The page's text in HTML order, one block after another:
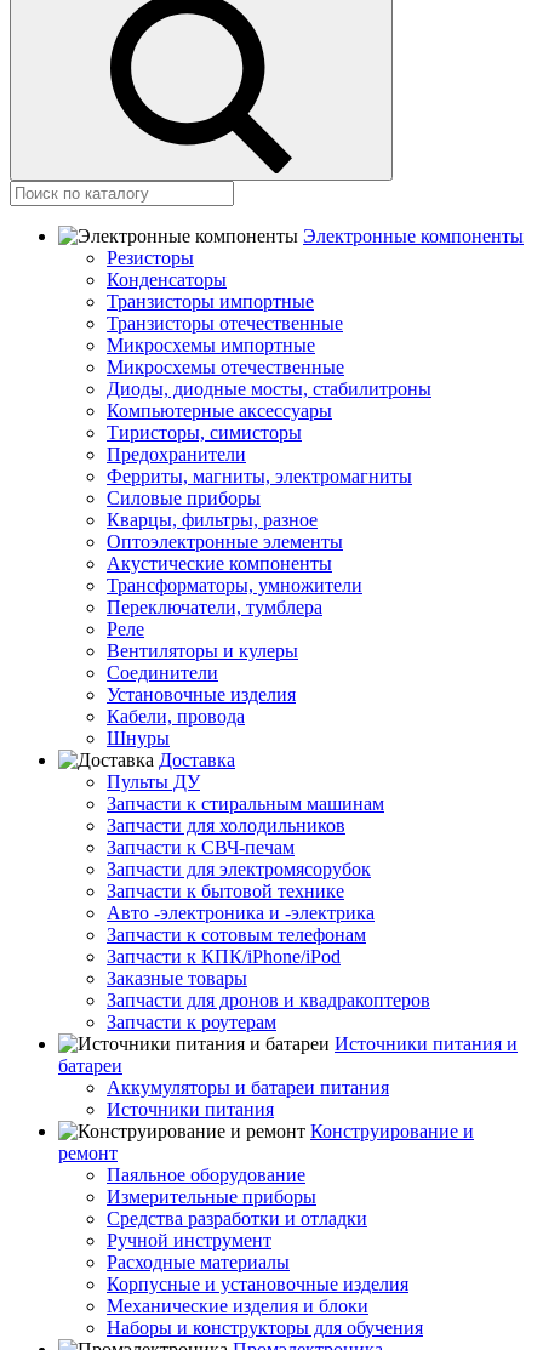
Электронные компоненты
Резисторы
Конденсаторы
Транзисторы импортные
Транзисторы отечественные
Микросхемы импортные
Микросхемы отечественные
Диоды, диодные мосты, стабилитроны
Компьютерные аксессуары
Тиристоры, симисторы
Предохранители
Ферриты, магниты, электромагниты
Силовые приборы
Кварцы, фильтры, разное
Оптоэлектронные элементы
Акустические компоненты
Трансформаторы, умножители
Переключатели, тумблера
Реле
Вентиляторы и кулеры
Соединители
Установочные изделия
Кабели, провода
Шнуры
Доставка
Пульты ДУ
Запчасти к стиральным машинам
Запчасти для холодильников
Запчасти к СВЧ-печам
Запчасти для электромясорубок
Запчасти к бытовой технике
Авто -электроника и -электрика
Запчасти к сотовым телефонам
Запчасти к КПК/iPhone/iPod
Заказные товары
Запчасти для дронов и квадракоптеров
Запчасти к роутерам
Источники питания и
батареи
Аккумуляторы и батареи питания
Источники питания
Конструирование и
ремонт
Паяльное оборудование
Измерительные приборы
Средства разработки и отладки
Ручной инструмент
Расходные материалы
Корпусные и установочные изделия
Механические изделия и блоки
Наборы и конструкторы для обучения